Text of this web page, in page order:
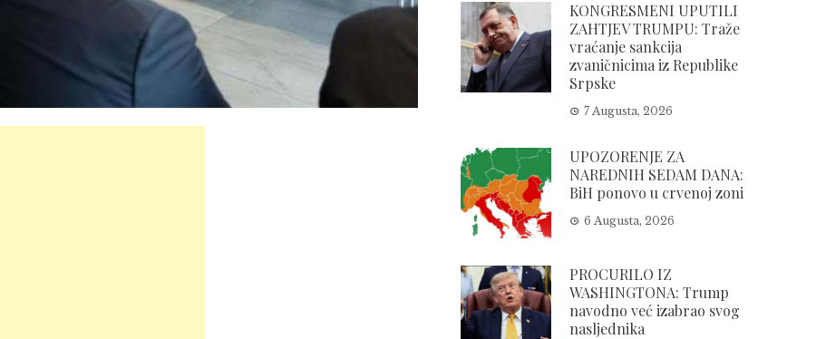
KONGRESMENI UPUTILI
ZAHTJEV TRUMPU: Traže
vraćanje sankcija
zvaničnicima iz Republike
Srpske
7 Augusta, 2026
UPOZORENJE ZA
NAREDNIH SEDAM DANA:
BiH ponovo u crvenoj zoni
6 Augusta, 2026
PROCURILO IZ
WASHINGTONA: Trump
navodno već izabrao svog
nasljednika